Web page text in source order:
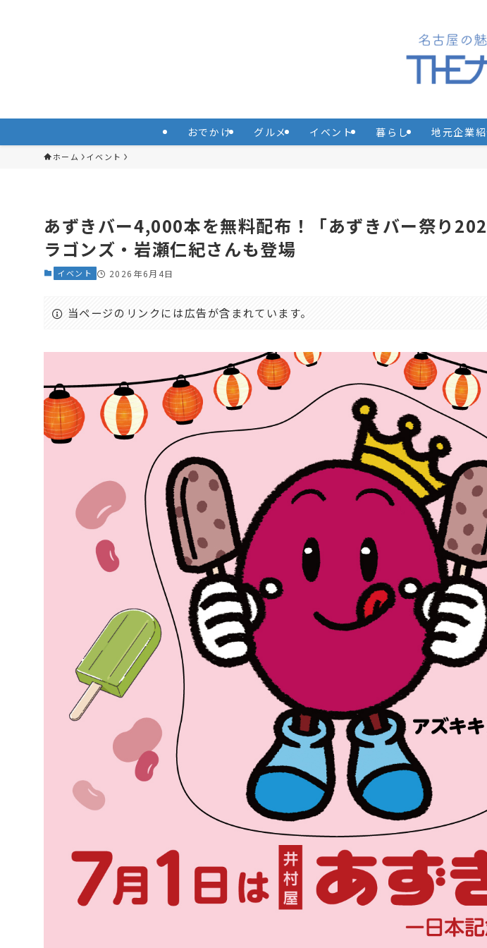
おでかけ グルメ イベント 暮らし 地元企業
ホーム イベント
あずきバー4,000本を無料配布！「あずきバー祭り
ラゴンズ・岩瀬仁紀さんも登場
イベント 2026年6月4日
当ページのリンクには広告が含まれています。